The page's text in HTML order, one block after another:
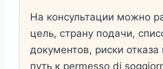
На консультации можно
цель, страну подачи,
документов, риски
путь к permesso di